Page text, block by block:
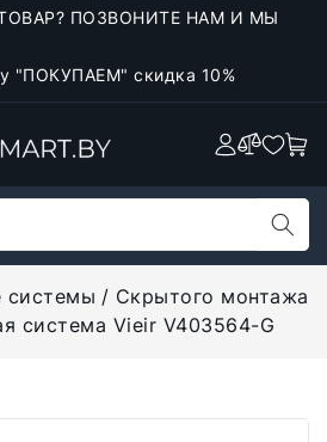
ПОЗВОНИТЕ НАМ И МЫ
"ПОКУПАЕМ" скидка 10%
Скрытого монтажа
система Vieir V403564-G